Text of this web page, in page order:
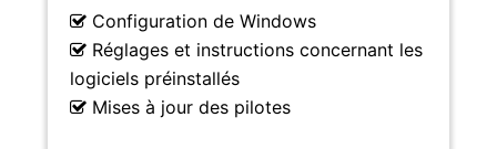
Configuration de Windows
Réglages et instructions concernant les
logiciels préinstallés
Mises à jour des pilotes